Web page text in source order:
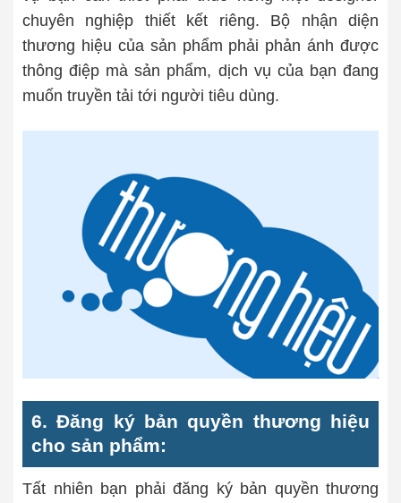
chuyên nghiệp thiết kết riêng. Bộ nhận diện
thương hiệu của sản phẩm phải phản ánh được
thông điệp mà sản phẩm, dịch vụ của bạn đang
muốn truyền tải tới người tiêu dùng.
6. Đăng ký bản quyền thương hiệu
cho sản phẩm:
Tất nhiên bạn phải đăng ký bản quyền thương